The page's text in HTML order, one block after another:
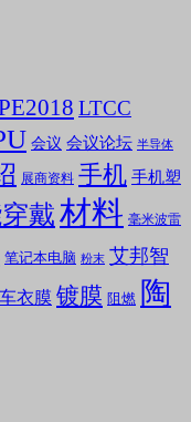
LTCC
会议 会议论坛 半导体
展商资料 手机 手机塑
戴材料 毫米波雷
笔记本电脑 粉末 艾邦智
车衣膜 镀膜 阻燃 陶